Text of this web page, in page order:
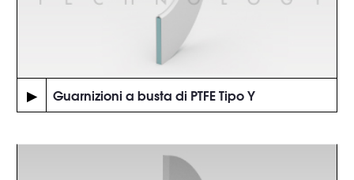
▶ Guarnizioni a busta di PTFE Tipo Y